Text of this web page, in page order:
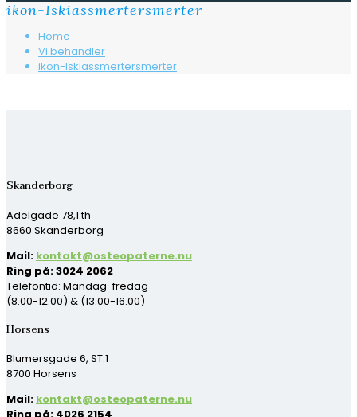
ikon-Iskiassmertersmerter
Home
Vi behandler
ikon-Iskiassmertersmerter
Skanderborg
Adelgade 78,1.th
8660 Skanderborg
Mail: kontakt@osteopaterne.nu
Ring på: 3024 2062
Telefontid: Mandag-fredag
(8.00-12.00) & (13.00-16.00)
Horsens
Blumersgade 6, ST.1
8700 Horsens
Mail: kontakt@osteopaterne.nu